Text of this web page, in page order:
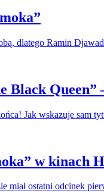
dlatego Ramin
Black Queen”
Jak wskazuje
w kinach
miał ostatni odcinek